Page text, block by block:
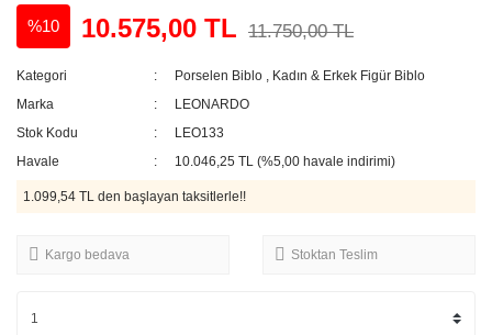
%10 10.575,00 TL 11.750,00 TL
Kategori Porselen Biblo , Kadın & Erkek Figür Biblo
Marka
LEONARDO
Stok Kodu
LEO133
Havale
10.046,25 TL (%5,00 havale indirimi)
1.099,54 TL den başlayan taksitlerle!!
Kargo bedava Stoktan Teslim